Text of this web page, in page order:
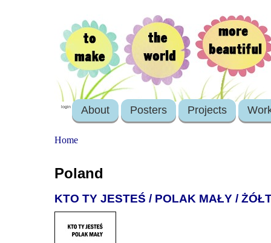
login About Posters Projects
Home
Poland
KTO TY JESTEŚ / POLAK MAŁY /